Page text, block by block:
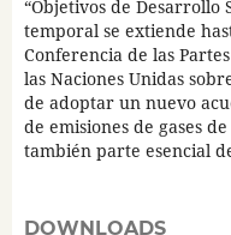
“Objetivos de Desarrollo
temporal se extiende
Conferencia de las
las Naciones Unidas
de adoptar un nuevo
de emisiones de gases
también parte esencial
DOWNLOADS